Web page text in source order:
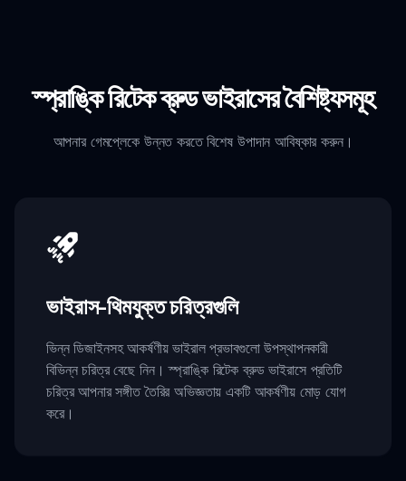
স্প্রাঙ্কি রিটেক ব্রুড ভাইরাসের বৈশিষ্ট্যসমূহ
আপনার গেমপ্লেকে উন্নত করতে বিশেষ উপাদান আবিষ্কার করুন।
ভাইরাস-থিমযুক্ত চরিত্রগুলি
ভিন্ন ডিজাইনসহ আকর্ষণীয় ভাইরাল প্রভাবগুলো উপস্থাপনকারী
বিভিন্ন চরিত্র বেছে নিন। স্প্রাঙ্কি রিটেক ব্রুড ভাইরাসে প্রতিটি
চরিত্র আপনার সঙ্গীত তৈরির অভিজ্ঞতায় একটি আকর্ষণীয় মোড় যোগ
করে।